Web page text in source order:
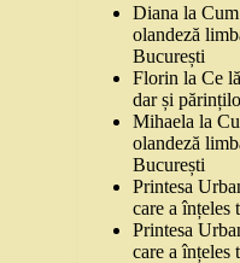
Diana la
olandeză
București
Florin laCe
dar și
Mihaela la
olandeză
București
Printesa
care a înțeles
Printesa
care a înțeles